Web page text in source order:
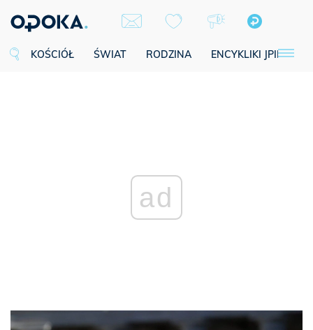
KOŚCIÓŁ ŚWIAT RODZINA ENCYKLIKI JPII
ad